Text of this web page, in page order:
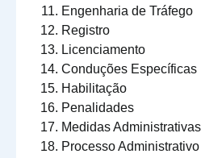
Engenharia de Tráfego
Registro
Licenciamento
Conduções Específicas
Habilitação
Penalidades
Medidas Administrativas
Processo Administrativo